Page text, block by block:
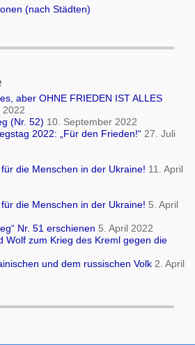
(nach Städten)
aber OHNE FRIEDEN IST ALLES
2022
(Nr. 52) 10. September 2022
2022: „Für den Frieden!“ 27. Juli
die Menschen in der Ukraine! 11. April
die Menschen in der Ukraine! 5. April
Nr. 51 erschienen 5. April 2022
Wolf zum Krieg des Kreml gegen die
und dem russischen Volk 2. April